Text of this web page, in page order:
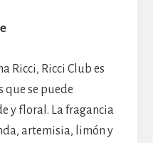
Ricci, Ricci Club es
que se puede
y floral. La fragancia
artemisia, limón y